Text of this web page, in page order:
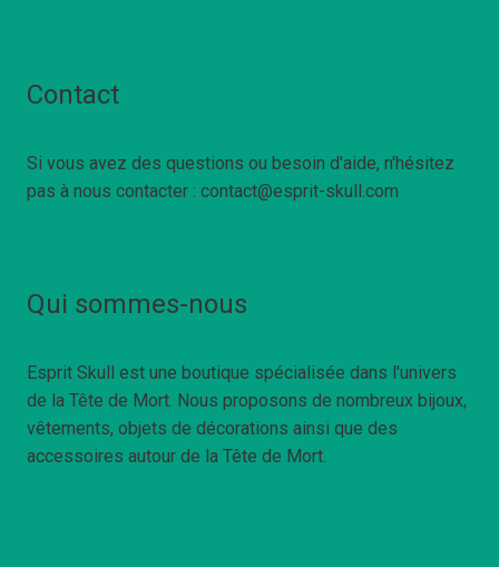
Contact
Si vous avez des questions ou besoin d'aide, n'hésitez
pas à nous contacter : contact@esprit-skull.com
Qui sommes-nous
Esprit Skull est une boutique spécialisée dans l'univers
de la Tête de Mort. Nous proposons de nombreux bijoux,
vêtements, objets de décorations ainsi que des
accessoires autour de la Tête de Mort.